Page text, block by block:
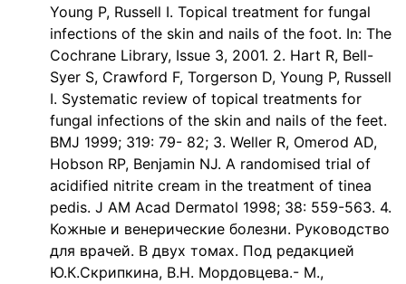
Young P, Russell I. Topical treatment for fungal
infections of the skin and nails of the foot. In: The
Cochrane Library, Issue 3, 2001. 2. Hart R, Bell-
Syer S, Crawford F, Torgerson D, Young P, Russell
I. Systematic review of topical treatments for
fungal infections of the skin and nails of the feet.
BMJ 1999; 319: 79- 82; 3. Weller R, Omerod AD,
Hobson RP, Benjamin NJ. A randomised trial of
acidified nitrite cream in the treatment of tinea
pedis. J AM Acad Dermatol 1998; 38: 559-563. 4.
Кожные и венерические болезни. Руководство
для врачей. В двух томах. Под редакцией
Ю.К.Скрипкина, В.Н. Мордовцева.- М.,